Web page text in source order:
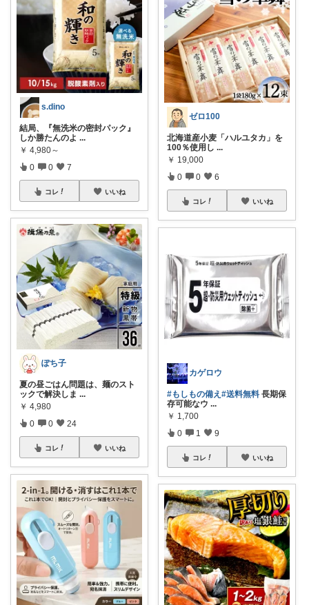
s.dino
結局、『無洗米の密封パック』
しか勝たんのよ ...
￥ 4,980～
0 0 7
コレ いいね
ぽち子
夏の昼ごはん問題は、麺のスト
ックで解決しま ...
￥ 4,980
0 0 24
コレ いいね
ゼロ100
北海道産小麦「ハルユタカ」を
100％使用し ...
￥ 19,000
0 0 6
コレ いいね
カゲロウ
#もしもの備え #送料無料 長期保
存可能なウ ...
￥ 1,700
0 1 9
コレ いいね